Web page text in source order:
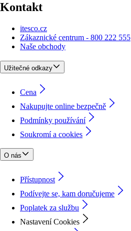
Kontakt
itesco.cz
Zákaznické centrum - 800 222 555
Naše obchody
Užitečné odkazy
Cena
Nakupujte online bezpečně
Podmínky používání
Soukromí a cookies
O nás
Přístupnost
Podívejte se, kam doručujeme
Poplatek za službu
Nastavení Cookies